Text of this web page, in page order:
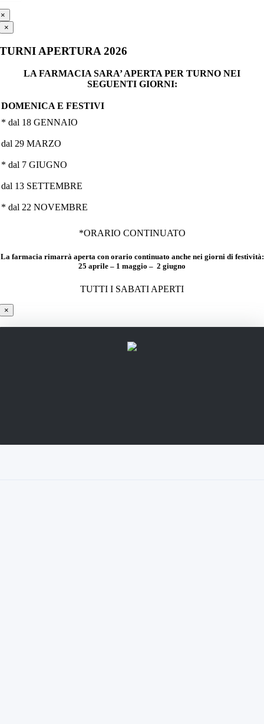
×
×
TURNI APERTURA 2026
LA FARMACIA SARA’ APERTA PER TURNO NEI
SEGUENTI GIORNI:
DOMENICA E FESTIVI
* dal 18 GENNAIO
dal 29 MARZO
* dal 7 GIUGNO
dal 13 SETTEMBRE
* dal 22 NOVEMBRE
*ORARIO CONTINUATO
La farmacia rimarrà aperta con orario continuato anche nei giorni di festività:
25 aprile – 1 maggio – 2 giugno
TUTTI I SABATI APERTI
×